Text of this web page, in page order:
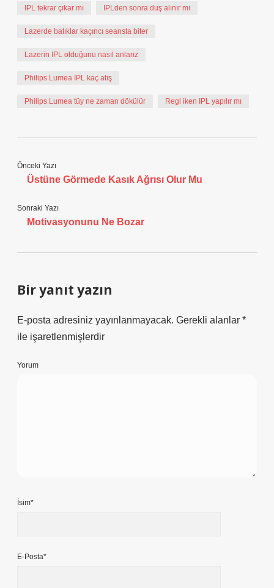
IPL tekrar çıkar mı IPLden sonra duş alınır mı
Lazerde batıklar kaçıncı seansta biter
Lazerin IPL olduğunu nasıl anlarız
Philips Lumea IPL kaç atış
Philips Lumea tüy ne zaman dökülür Regl iken IPL yapılır mı
Önceki Yazı
Üstüne Görmede Kasık Ağrısı Olur Mu
Sonraki Yazı
Motivasyonunu Ne Bozar
Bir yanıt yazın
E-posta adresiniz yayınlanmayacak. Gerekli alanlar *
ile işaretlenmişlerdir
Yorum
İsim*
E-Posta*